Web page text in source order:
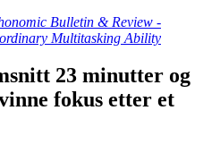
Bulletin & Review -
Multitasking Ability
23 minutter og
fokus etter et